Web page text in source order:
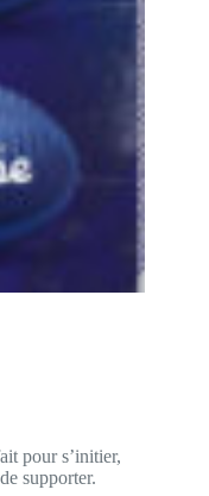
pour s’initier,
supporter.